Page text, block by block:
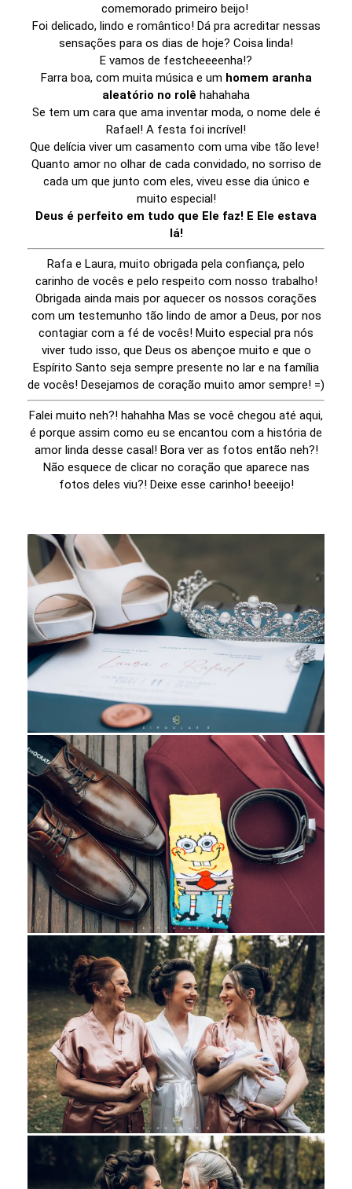
comemorado primeiro beijo!
Foi delicado, lindo e romântico! Dá pra acreditar nessas
sensações para os dias de hoje? Coisa linda!
E vamos de festcheeeenha!?
Farra boa, com muita música e um homem aranha
aleatório no rolê hahahaha
Se tem um cara que ama inventar moda, o nome dele é
Rafael! A festa foi incrível!
Que delícia viver um casamento com uma vibe tão leve!
Quanto amor no olhar de cada convidado, no sorriso de
cada um que junto com eles, viveu esse dia único e
muito especial!
Deus é perfeito em tudo que Ele faz! E Ele estava
lá!
Rafa e Laura, muito obrigada pela confiança, pelo
carinho de vocês e pelo respeito com nosso trabalho!
Obrigada ainda mais por aquecer os nossos corações
com um testemunho tão lindo de amor a Deus, por nos
contagiar com a fé de vocês! Muito especial pra nós
viver tudo isso, que Deus os abençoe muito e que o
Espírito Santo seja sempre presente no lar e na família
de vocês! Desejamos de coração muito amor sempre! =)
Falei muito neh?! hahahha Mas se você chegou até aqui,
é porque assim como eu se encantou com a história de
amor linda desse casal! Bora ver as fotos então neh?!
Não esquece de clicar no coração que aparece nas
fotos deles viu?! Deixe esse carinho! beeeijo!